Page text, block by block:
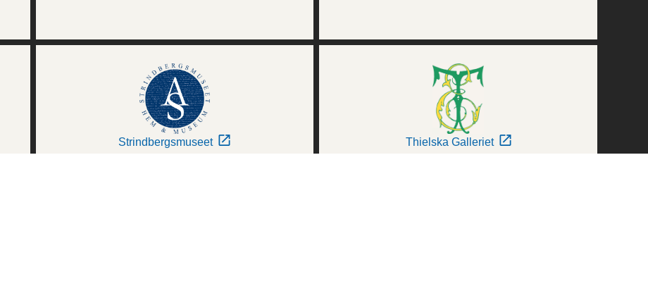
Strindbergsmuseet Thielska Galleriet